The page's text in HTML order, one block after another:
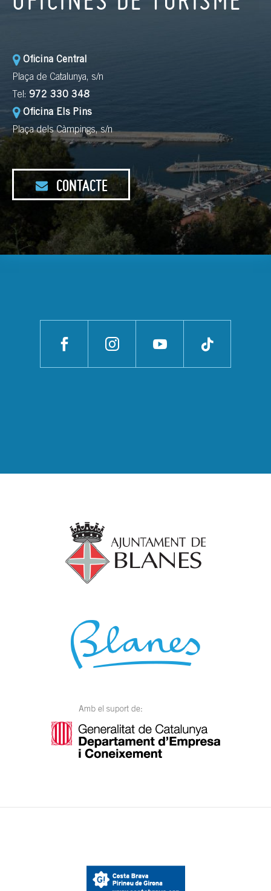
Oficina Central
Plaça de Catalunya, s/n
Tel: 972 330 348
Oficina Els Pins
Plaça dels Càmpings, s/n
CONTACTE